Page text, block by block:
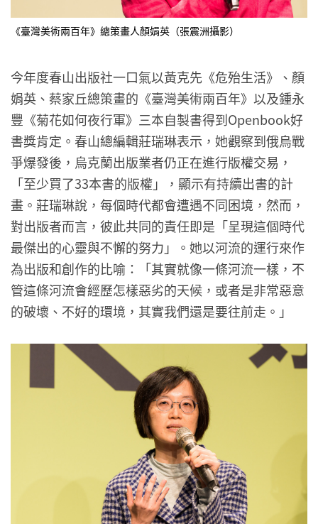
《臺灣美術兩百年》總策畫人顏娟英（張震洲攝影）
今年度春山出版社一口氣以黃克先《危殆生活》、顏
娟英、蔡家丘總策畫的《臺灣美術兩百年》以及鍾永
豐《菊花如何夜行軍》三本自製書得到Openbook好
書獎肯定。春山總編輯莊瑞琳表示，她觀察到俄烏戰
爭爆發後，烏克蘭出版業者仍正在進行版權交易，
「至少買了33本書的版權」，顯示有持續出書的計
畫。莊瑞琳說，每個時代都會遭遇不同困境，然而，
對出版者而言，彼此共同的責任即是「呈現這個時代
最傑出的心靈與不懈的努力」。她以河流的運行來作
為出版和創作的比喻：「其實就像一條河流一樣，不
管這條河流會經歷怎樣惡劣的天候，或者是非常惡意
的破壞、不好的環境，其實我們還是要往前走。」